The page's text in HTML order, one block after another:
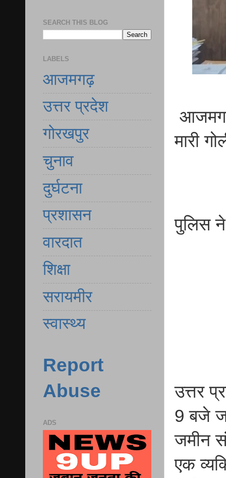
मारी
पुलिस ने
उत्तर
9 बजे
जमीन
एक
SEARCH THIS BLOG
LABELS
आजमगढ़
उत्तर प्रदेश
गोरखपुर
चुनाव
दुर्घटना
प्रशासन
वारदात
शिक्षा
सरायमीर
स्वास्थ्य
Report
Abuse
ADS